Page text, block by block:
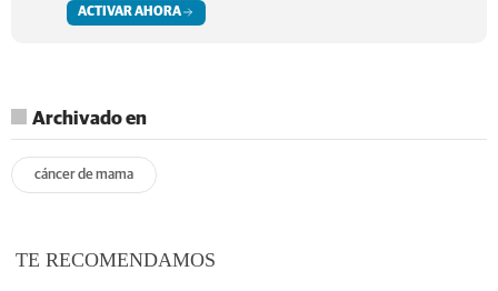
ACTIVAR AHORA
Archivado en
cáncer de mama
TE RECOMENDAMOS